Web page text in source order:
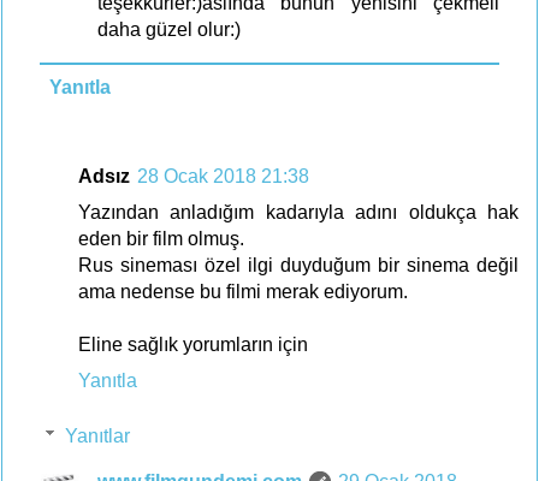
daha güzel olur:)
Yanıtla
Adsız 28 Ocak 2018 21:38
Yazından anladığım kadarıyla adını oldukça hak
eden bir film olmuş.
Rus sineması özel ilgi duyduğum bir sinema değil
ama nedense bu filmi merak ediyorum.
Eline sağlık yorumların için
Yanıtla
Yanıtlar